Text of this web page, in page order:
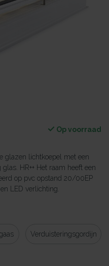
Op voorraad
glazen lichtkoepel met een
HR++ Het raam heeft een
op pvc opstand 20/00EP
LED verlichting.
Verduisteringsgordijn